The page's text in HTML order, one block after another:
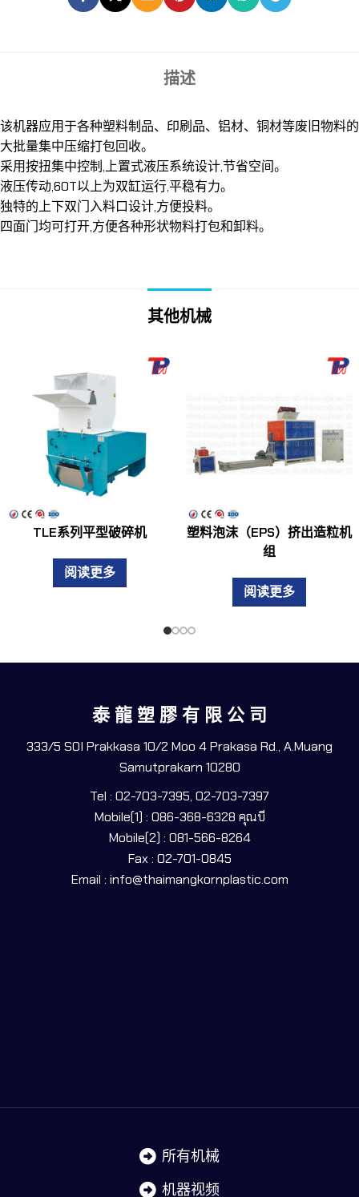
描述
该机器应用于各种塑料制品、印刷品、铝材、铜材等废旧物料的
大批量集中压缩打包回收。
采用按扭集中控制,上置式液压系统设计,节省空间。
液压传动,60T以上为双缸运行,平稳有力。
独特的上下双门入料口设计,方便投料。
四面门均可打开,方便各种形状物料打包和卸料。
其他机械
TLE系列平型破碎机
阅读更多
塑料泡沫（EPS）挤出造粒机
组
阅读更多
泰 龍 塑 膠 有 限 公 司
333/5 SOI Prakkasa 10/2 Moo 4 Prakasa Rd., A.Muang
Samutprakarn 10280
Tel : 02-703-7395, 02-703-7397
Mobile(1) : 086-368-6328 คุณบี
Mobile(2) : 081-566-8264
Fax : 02-701-0845
Email : info@thaimangkornplastic.com
所有机械
机器视频